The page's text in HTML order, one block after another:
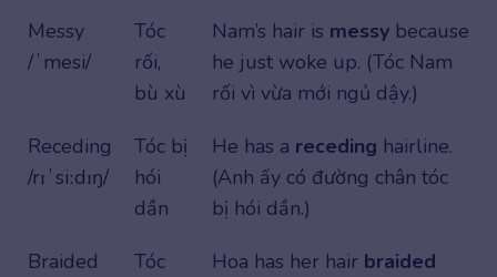
Messy
/ˈmesi/
Tóc
rối,
bù xù
Nam’s hair is messy because
he just woke up. (Tóc Nam
rối vì vừa mới ngủ dậy.)
Receding
/rɪˈsiːdɪŋ/
Tóc bị
hói
dần
He has a receding hairline.
(Anh ấy có đường chân tóc
bị hói dần.)
Braided
Tóc
Hoa has her hair braided